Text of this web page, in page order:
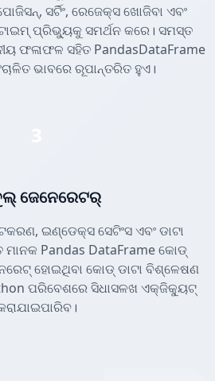
ସର୍ଟିଂ, ରେଜେକ୍ସ ଖୋଜିବା ଏବଂ
ପ୍ରିଭ୍ୟୁକୁ ସମର୍ଥନ କରେ। ସମସ୍ତ
ଫଳାଫଳ ସହିତ PandasDataFrame
ଭାବରେ ରୂପାନ୍ତରିତ ହୁଏ।
ଜେନେରେଟର୍
ଇଣ୍ଡେକ୍ସ ସେଟିଂସ ଏବଂ ଡାଟା
Pandas DataFrame କୋଡ୍
ହୋଇଥିବା କୋଡ୍ ଡାଟା ବିଶ୍ଳେଷଣ
ପରିବେଶରେ ସିଧାସଳଖ ଏକ୍ଜିକ୍ୟୁଟ୍